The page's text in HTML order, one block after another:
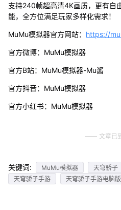
支持240帧超高清4K画质，更有自
能，全方位满足玩家多样化需求！
MuMu模拟器官方网站： https://
官方微博：MuMu模拟器
官方B站：MuMu模拟器-Mu酱
官方抖音：MuMu模拟器
官方小红书：MuMu模拟器
文章已
关键词: MuMu模拟器 天穹骄子
天穹骄子手游
天穹骄子手游电脑版